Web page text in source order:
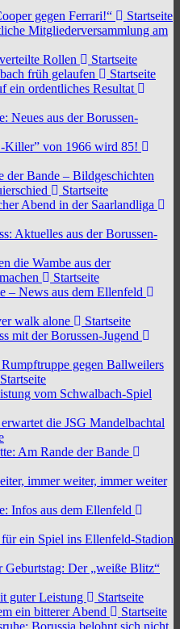
gegen Ferrari!“
Startseite
Mitgliederversammlung am
Rollen
Startseite
früh gelaufen
Startseite
ein ordentliches Resultat
Neues aus der Borussen-
Killer” von 1966 wird 85!
der Bande – Bildgeschichten
Startseite
Abend in der Saarlandliga
Aktuelles aus der Borussen-
die Wambe aus der
Startseite
– News aus dem Ellenfeld
walk alone
Startseite
mit der Borussen-Jugend
gegen Ballweilers
Startseite
vom Schwalbach-Spiel
die JSG Mandelbachtal
Am Rande der Bande
immer weiter, immer weiter
Infos aus dem Ellenfeld
ein Spiel ins Ellenfeld-Stadion
Geburtstag: Der „weiße Blitz“
guter Leistung
Startseite
ein bitterer Abend
Startseite
Borussia belohnt sich nicht